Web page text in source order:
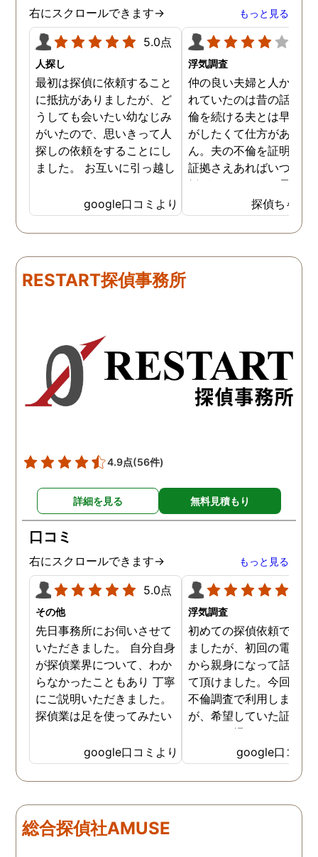
右にスクロールできます→ もっと見る
5.0点
人探し
最初は探偵に依頼すること
に抵抗がありましたが、ど
うしても会いたい幼なじみ
がいたので、思いきって人
探しの依頼をすることにし
ました。 お互いに引っ越し
いる情報も少なかったの
で、難しいかなと思ってい
たのですが、見事に探して
ました。うれしくてお互い
に涙の再会でした。 対応し
玉総合情報事務所さんに依
頼させていただき本当に良
かったです。
google口コミより
浮気調査
仲の良い夫婦と人から言
れていたのは昔の話で、
倫を続ける夫とは早く離
がしたくて仕方がありま
ん。夫の不倫を証明でき
証拠さえあればいつでも
婚ができるのにと愚痴を
ぼしていると、姉が探偵
不倫の証拠集めを依頼し
くれました。探偵事務所
にも関わらず、相談員の
明な点が全くないほどし
かりと説明をしてくれま
た。調査では夫が不倫相
の自宅に頻繁に訪れる様
務所に関しても調べてく
ていて、周りの人たちの
かげで夫と離婚ができそ
探偵ちゃん
RESTART探偵事務所
4.9点(56件)
詳細を見る 無料見積もり
口コミ
右にスクロールできます→ もっと見る
5.0点
その他
先日事務所にお伺いさせて
いただきました。 自分自身
が探偵業界について、わか
らなかったこともあり 丁寧
にご説明いただきました。
探偵業は足を使ってみたい
SNSなどの知識も豊富で、
色んな視点から対応されて
います。 他の口コミにもあ
金が安く明確で親身になっ
て対応いただける探偵さん
google口コミより
浮気調査
初めての探偵依頼で緊張
ましたが、初回の電話相
から親身になって話を聞
て頂けました。今回、夫
不倫調査で利用しました
が、希望していた証拠を
っかりと撮ってもらうこ
が出来ました。調査中も
動きがある度に細かく報
してくださり、安心しま
読めない中、柔軟に対応
google口コミ
総合探偵社AMUSE